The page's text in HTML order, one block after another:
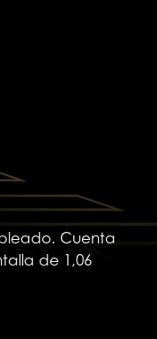
Cuenta
de 1,06